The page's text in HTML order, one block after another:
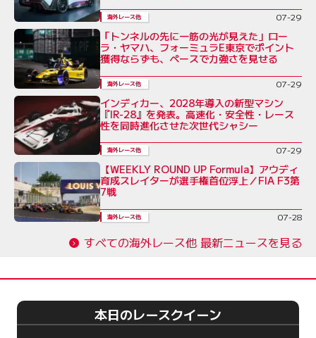
海外レース他 07-29
「トンネルの先に一筋の光が見えた」ロー
ラ・ヤマハ、フォーミュラE東京でポイント
獲得ならずも、ペースで力強さを見せる
海外レース他 07-29
インディカー、2028年導入の新型マシン
『IR-28』を発表。高速化・安全性・レース
性を同時進化させた次世代シャシー
海外レース他 07-29
【WEEKLY ROUND UP Formula】アウディ
育成スレイターが選手権首位浮上／FIA F3第
7戦
海外レース他 07-28
すべての海外レース他 最新ニュースを見る
本日のレースクイーン